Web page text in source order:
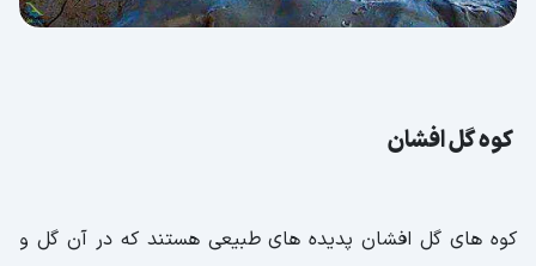
کوه گل افشان
کوه های گل افشان پدیده های طبیعی هستند که در آن گل و